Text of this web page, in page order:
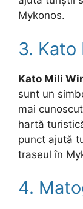
Mykonos.
3. Kato
Kato Mili
sunt un
mai
hartă
punct ajută
traseul în
4.